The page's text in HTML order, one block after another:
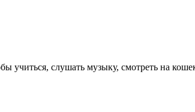
учиться, слушать музыку, смотреть на